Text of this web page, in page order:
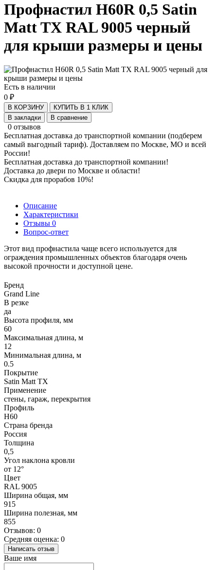
Профнастил H60R 0,5 Satin
Matt TX RAL 9005 черный
для крыши размеры и цены
Есть в наличии
0 ₽
В КОРЗИНУ
КУПИТЬ В 1 КЛИК
В закладки
В сравнение
0 отзывов
Бесплатная доставка до транспортной компании (подберем
самый выгодный тариф). Доставляем по Москве, МО и всей
России!
Бесплатная доставка до транспортной компании!
Доставка до двери по Москве и области!
Скидка для прорабов 10%!
Описание
Характеристики
Отзывы 0
Вопрос-ответ
Этот вид профнастила чаще всего используется для
ограждения промышленных объектов благодаря очень
высокой прочности и доступной цене.
Бренд
Grand Line
В резке
да
Высота профиля, мм
60
Максимальная длина, м
12
Минимальная длина, м
0.5
Покрытие
Satin Matt TX
Применение
стены, гараж, перекрытия
Профиль
H60
Страна бренда
Россия
Толщина
0,5
Угол наклона кровли
от 12°
Цвет
RAL 9005
Ширина общая, мм
915
Ширина полезная, мм
855
Отзывов: 0
Средняя оценка: 0
Написать отзыв
Ваше имя